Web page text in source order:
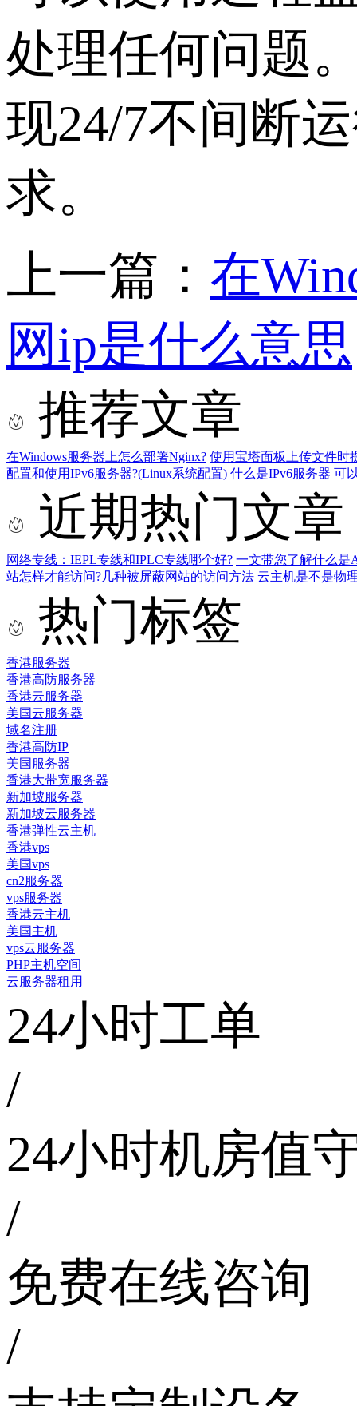
处理任何问题
现24/7不间断
求。
上一篇： 在
网ip是什么意思
推荐文章
在Windows服务器上怎么部署Nginx? 使用宝塔面板上传文件时
配置和使用IPv6服务器?(Linux系统配置) 什么是IPv6服务器 可
近期热门文章
网络专线：IEPL专线和IPLC专线哪个好? 一文带您了解什么是
站怎样才能访问?几种被屏蔽网站的访问方法 云主机是不是物
热门标签
香港服务器
香港高防服务器
香港云服务器
美国云服务器
域名注册
香港高防IP
美国服务器
香港大带宽服务器
新加坡服务器
新加坡云服务器
香港弹性云主机
香港vps
美国vps
cn2服务器
vps服务器
香港云主机
美国主机
vps云服务器
PHP主机空间
云服务器租用
24小时工单
/
24小时机房值
/
免费在线咨询
/